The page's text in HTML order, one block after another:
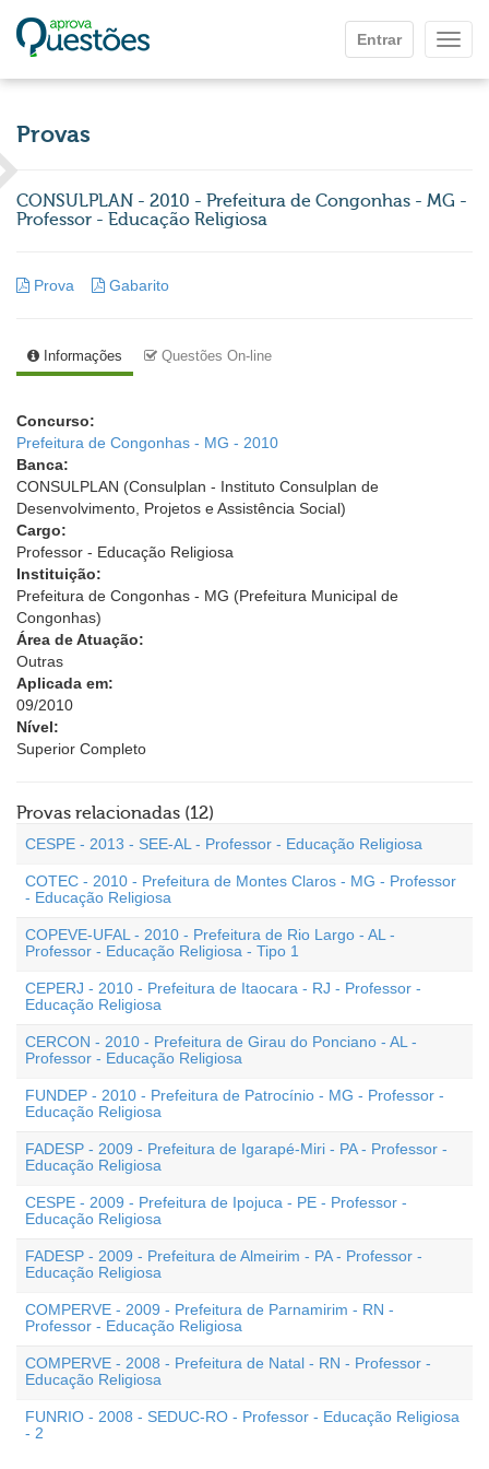
Entrar
Provas
CONSULPLAN - 2010 - Prefeitura de Congonhas - MG -
Professor - Educação Religiosa
Prova Gabarito
Informações Questões On-line
Concurso:
Prefeitura de Congonhas - MG - 2010
Banca:
CONSULPLAN (Consulplan - Instituto Consulplan de
Desenvolvimento, Projetos e Assistência Social)
Cargo:
Professor - Educação Religiosa
Instituição:
Prefeitura de Congonhas - MG (Prefeitura Municipal de
Congonhas)
Área de Atuação:
Outras
Aplicada em:
09/2010
Nível:
Superior Completo
Provas relacionadas (12)
CESPE - 2013 - SEE-AL - Professor - Educação Religiosa
COTEC - 2010 - Prefeitura de Montes Claros - MG - Professor
- Educação Religiosa
COPEVE-UFAL - 2010 - Prefeitura de Rio Largo - AL -
Professor - Educação Religiosa - Tipo 1
CEPERJ - 2010 - Prefeitura de Itaocara - RJ - Professor -
Educação Religiosa
CERCON - 2010 - Prefeitura de Girau do Ponciano - AL -
Professor - Educação Religiosa
FUNDEP - 2010 - Prefeitura de Patrocínio - MG - Professor -
Educação Religiosa
FADESP - 2009 - Prefeitura de Igarapé-Miri - PA - Professor -
Educação Religiosa
CESPE - 2009 - Prefeitura de Ipojuca - PE - Professor -
Educação Religiosa
FADESP - 2009 - Prefeitura de Almeirim - PA - Professor -
Educação Religiosa
COMPERVE - 2009 - Prefeitura de Parnamirim - RN -
Professor - Educação Religiosa
COMPERVE - 2008 - Prefeitura de Natal - RN - Professor -
Educação Religiosa
FUNRIO - 2008 - SEDUC-RO - Professor - Educação Religiosa
- 2